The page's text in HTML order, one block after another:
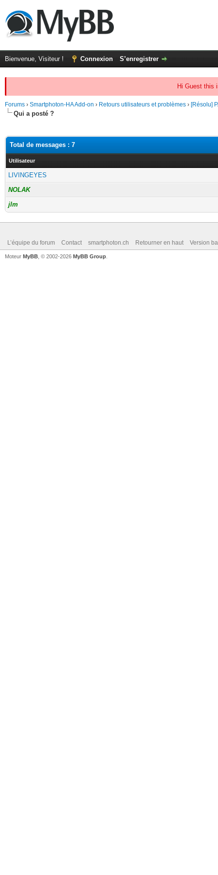
Bienvenue, Visiteur ! Connexion S’enregistrer
Hi Guest this
Forums › Smartphoton-HA Add-on › Retours utilisateurs et problèmes › [Résolu]
Qui a posté ?
Total de messages : 7
Utilisateur
LIVINGEYES
NOLAK
jlm
L’équipe du forum Contact smartphoton.ch Retourner en haut Version
Moteur MyBB , © 2002-2026 MyBB Group